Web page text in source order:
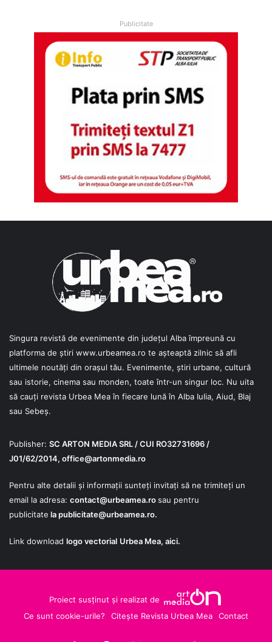
Publicitate
Singura revistă de evenimente din județul Alba împreună cu
platforma de știri www.urbeamea.ro te așteaptă zilnic să afli
ultimele noutăți din orașul tău. Evenimente, știri urbane, cultură
sau istorie, cinema sau monden, toate într-un singur loc. Nu uita
să cauți revista Urbea Mea în fiecare lună în Alba Iulia, Aiud, Blaj
sau Sebeș.
Publisher: SC ARTON MEDIA SRL / CUI RO32731696 /
J01/62/2014, office@artonmedia.ro
Pentru alte detalii și informații sunteți invitați să ne trimiteți un
email la adresa: contact@urbeamea.rosau pentru
publicitate lapublicitate@urbeamea.ro.
Link download logo vectorial Urbea Mea, aici.
Proiect susținut și realizat de
Ce sunt cookie-urile?
Citește Revista Urbea Mea Contact